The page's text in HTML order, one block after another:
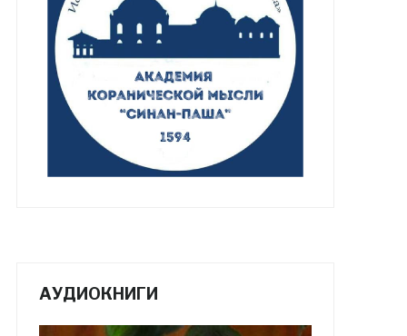
АУДИОКНИГИ